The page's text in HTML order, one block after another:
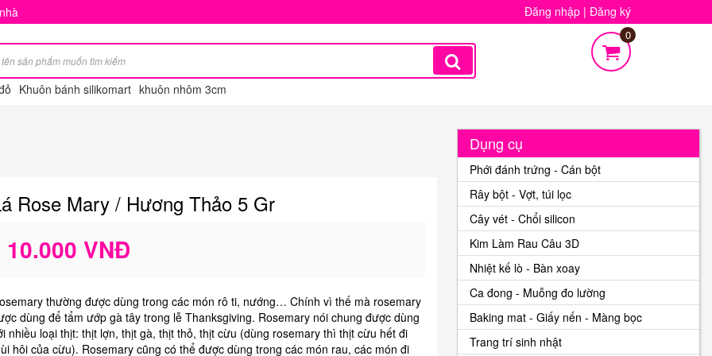
Đăng nhập | Đăng ký
Khuôn bánh silikomart khuôn nhôm 3cm
0
Rose Mary / Hương Thảo 5 Gr
10.000 VNĐ
thường được dùng trong các món rô ti, nướng… Chính vì thế mà rosemary
dùng để tẩm ướp gà tây trong lễ Thanksgiving. Rosemary nói chung được dùng
nhiều loại thịt: thịt lợn, thịt gà, thịt thỏ, thịt cừu (dùng rosemary thì thịt cừu hết đi
hôi của cừu). Rosemary cũng có thể được dùng trong các món rau, các món đi
Dụng cụ
Phới đánh trứng - Cán bột
Rây bột - Vợt, túi lọc
Cây vét - Chổi silicon
Kim Làm Rau Câu 3D
Nhiệt kế lò - Bàn xoay
Ca đong - Muỗng đo lường
Baking mat - Giấy nến - Màng bọc
Trang trí sinh nhật